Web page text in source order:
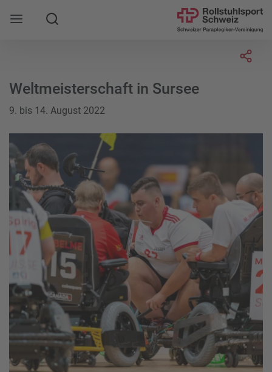
Mobile Navigation öffnen
Suche
Weltmeisterschaft in Sursee
9. bis 14. August 2022